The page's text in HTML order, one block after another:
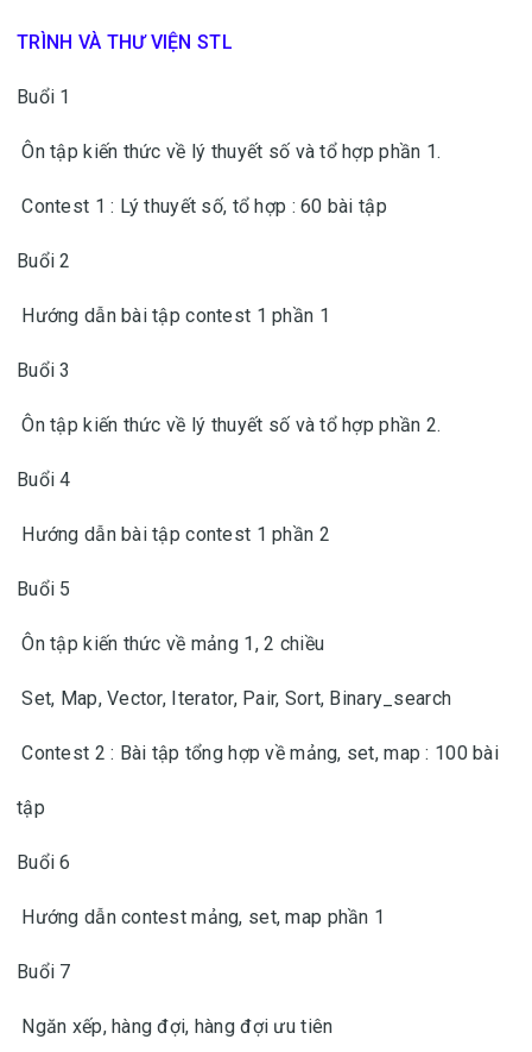
TRÌNH VÀ THƯ VIỆN STL
Buổi 1
Ôn tập kiến thức về lý thuyết số và tổ hợp phần 1.
Contest 1 : Lý thuyết số, tổ hợp : 60 bài tập
Buổi 2
Hướng dẫn bài tập contest 1 phần 1
Buổi 3
Ôn tập kiến thức về lý thuyết số và tổ hợp phần 2.
Buổi 4
Hướng dẫn bài tập contest 1 phần 2
Buổi 5
Ôn tập kiến thức về mảng 1, 2 chiều
Set, Map, Vector, Iterator, Pair, Sort, Binary_search
Contest 2 : Bài tập tổng hợp về mảng, set, map : 100 bài
tập
Buổi 6
Hướng dẫn contest mảng, set, map phần 1
Buổi 7
Ngăn xếp, hàng đợi, hàng đợi ưu tiên